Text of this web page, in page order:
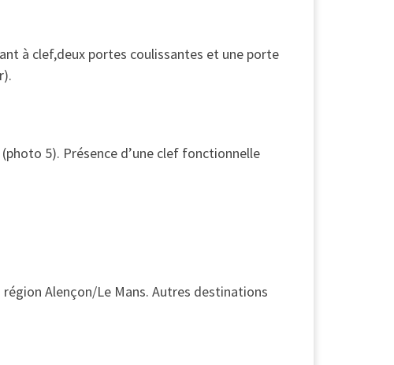
à clef,deux portes coulissantes et une porte
5). Présence d’une clef fonctionnelle
Alençon/Le Mans. Autres destinations